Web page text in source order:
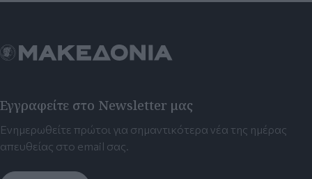
Εγγραφείτε στο Newsletter μας
Ενημερωθείτε πρώτοι για σημαντικότερα νέα της ημέρας
απευθείας στο email σας.